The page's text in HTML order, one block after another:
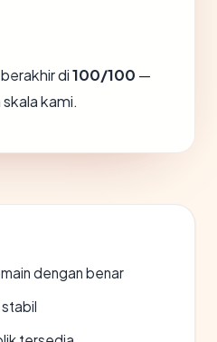
di100/100 —
kami.
dengan benar